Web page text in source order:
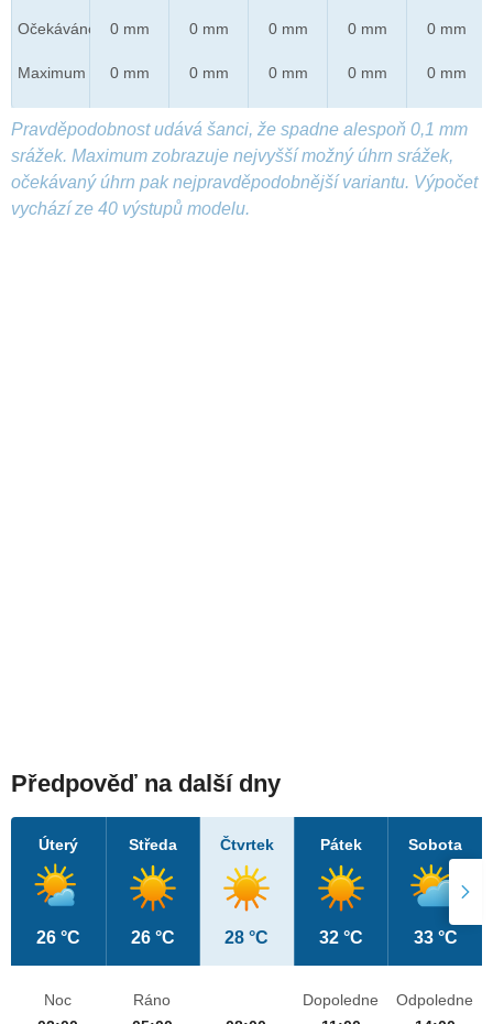
Očekáváno
Maximum
0 mm
0 mm
0 mm
0 mm
0 mm
0 mm
0 mm
0 mm
0 mm
0 mm
Pravděpodobnost udává šanci, že spadne alespoň 0,1 mm
srážek. Maximum zobrazuje nejvyšší možný úhrn srážek,
očekávaný úhrn pak nejpravděpodobnější variantu. Výpočet
vychází ze 40 výstupů modelu.
Předpověď na další dny
Úterý
26 °C
Středa
26 °C
Čtvrtek
28 °C
Pátek
32 °C
Sobota
33 °C
Noc
Ráno
Dopoledne
Odpoledne